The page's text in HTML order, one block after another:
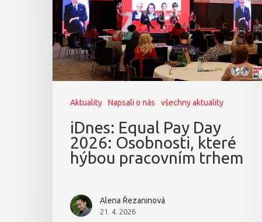
Aktuality Napsali o nás všechny aktuality
iDnes: Equal Pay Day
2026: Osobnosti, které
hýbou pracovním trhem
Alena Řezaninová
21. 4. 2026